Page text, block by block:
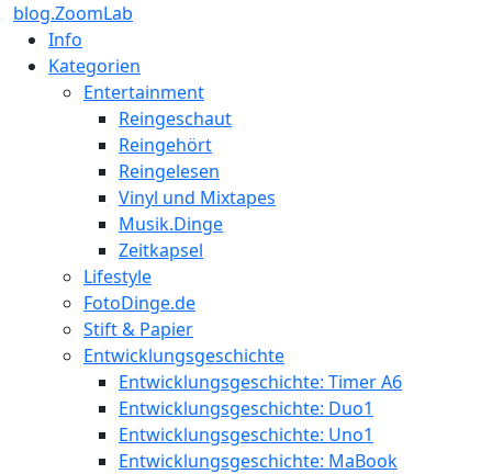
blog.ZoomLab
Info
Kategorien
Entertainment
Reingeschaut
Reingehört
Reingelesen
Vinyl und Mixtapes
Musik.Dinge
Zeitkapsel
Lifestyle
FotoDinge.de
Stift & Papier
Entwicklungsgeschichte
Entwicklungsgeschichte: Timer A6
Entwicklungsgeschichte: Duo1
Entwicklungsgeschichte: Uno1
Entwicklungsgeschichte: MaBook